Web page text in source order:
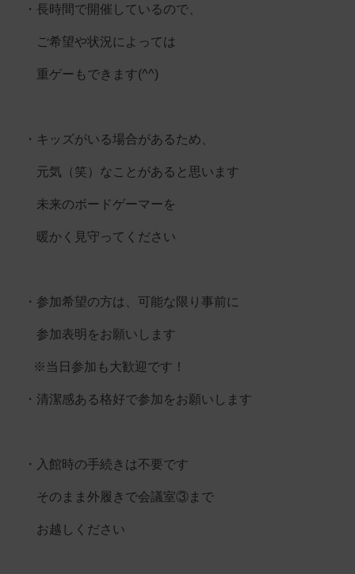
・長時間で開催しているので、
ご希望や状況によっては
重ゲーもできます(^^)
・キッズがいる場合があるため、
元気（笑）なことがあると思います
未来のボードゲーマーを
暖かく見守ってください
・参加希望の方は、可能な限り事前に
参加表明をお願いします
※当日参加も大歓迎です！
・清潔感ある格好で参加をお願いします
・入館時の手続きは不要です
そのまま外履きで会議室③まで
お越しください